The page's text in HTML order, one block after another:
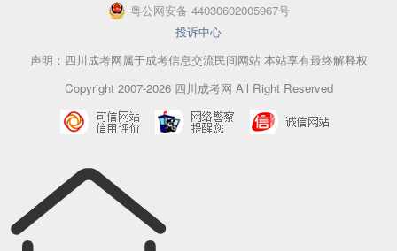
粤公网安备 44030602005967号
投诉中心
声明：四川成考网属于成考信息交流民间网站 本站享有最终解释权
Copyright 2007-2026 四川成考网 All Right Reserved